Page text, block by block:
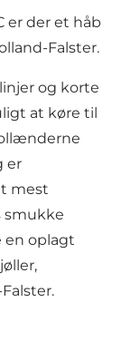
er der et håb
Falster.
og korte
at køre til
er
mest
smukke
en oplagt